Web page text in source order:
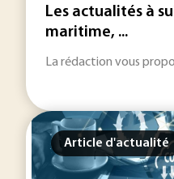
Les actualités à
maritime, ...
La rédaction vous
Article d'actualité